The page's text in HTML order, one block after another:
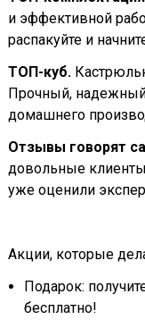
и эффективной
распакуйте и
ТОП-куб.
Прочный,
домашнего
Отзывы говорят
довольные
уже оценили
Акции, которые
Подарок:
бесплатно!